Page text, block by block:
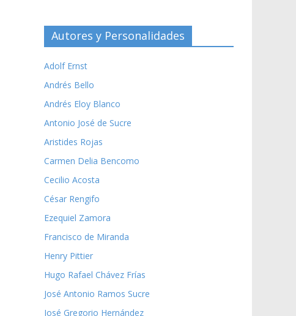
Autores y Personalidades
Adolf Ernst
Andrés Bello
Andrés Eloy Blanco
Antonio José de Sucre
Aristides Rojas
Carmen Delia Bencomo
Cecilio Acosta
César Rengifo
Ezequiel Zamora
Francisco de Miranda
Henry Pittier
Hugo Rafael Chávez Frías
José Antonio Ramos Sucre
José Gregorio Hernández